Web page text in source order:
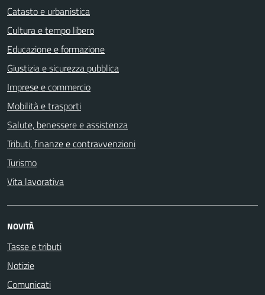
Catasto e urbanistica
Cultura e tempo libero
Educazione e formazione
Giustizia e sicurezza pubblica
Imprese e commercio
Mobilità e trasporti
Salute, benessere e assistenza
Tributi, finanze e contravvenzioni
Turismo
Vita lavorativa
NOVITÀ
Tasse e tributi
Notizie
Comunicati